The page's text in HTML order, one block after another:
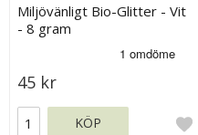
Miljövänligt Bio-Glitter - Vit
- 8 gram
45 kr
KÖP